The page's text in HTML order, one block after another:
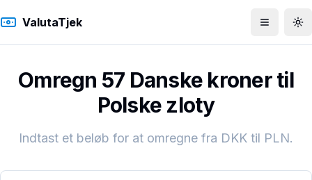
ValutaTjek Åbn menu
Omregn 57 Danske kroner til
Polske zloty
Indtast et beløb for at omregne fra DKK til PLN.